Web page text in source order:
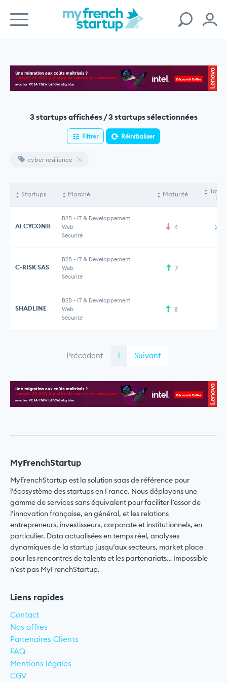
3 startups affichées / 3 startups sélectionnées
Filtrer Réinitialiser
cyber resilience
Startups Marché Maturité
Total
ALCYCONIE
B2B - IT & Developpement
Web
Sécurité
4 2
C-RISK SAS
B2B - IT & Developpement
Web
Sécurité
7
SHADLINE
B2B - IT & Developpement
Web
Sécurité
8
Précédent 1 Suivant
MyFrenchStartup
MyFrenchStartup est la solution saas de référence pour
l’écosystème des startups en France. Nous déployons une
gamme de services sans équivalent pour faciliter l’essor de
l’innovation française, en général, et les relations
entrepreneurs, investisseurs, corporate et institutionnels, en
particulier. Data actualisées en temps réel, analyses
dynamiques de la startup jusqu’aux secteurs, market place
pour les rencontres de talents et les partenariats… Impossible
n’est pas MyFrenchStartup.
Liens rapides
Contact
Nos offres
Partenaires Clients
FAQ
Mentions légales
CGV